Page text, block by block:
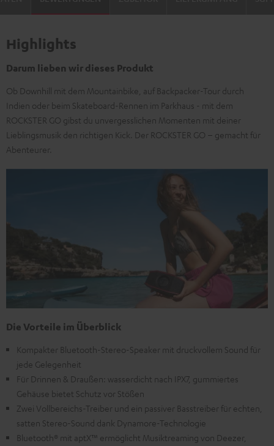
Highlights
Darum lieben wir dieses Produkt
Ob Downhill mit dem Mountainbike, auf Backpacker-Tour durch
Indien oder beim Skateboard-Rennen im Parkhaus - mit dem
ROCKSTER GO gibst du unvergesslichen Momenten mit deiner
Lieblingsmusik den richtigen Kick. Der ROCKSTER GO – gemacht für
Abenteurer.
Die Vorteile im Überblick
Kompakter Bluetooth-Stereo-Speaker mit druckvollem Sound für
jede Gelegenheit
Für Drinnen & Draußen: wasserdicht nach IPX7, gummiertes
Gehäuse bietet Schutz vor Stößen
Zwei Vollbereichs-Treiber und ein passiver Basstreiber für echten,
satten Stereo-Sound dank Dynamore-Technologie
Bluetooth® mit aptX™ ermöglicht Musiktreaming von Deezer,